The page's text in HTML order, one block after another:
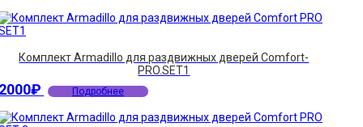
Комплект Armadillo для раздвижных дверей Comfort-
PRO.SET1
₽ Подробнее